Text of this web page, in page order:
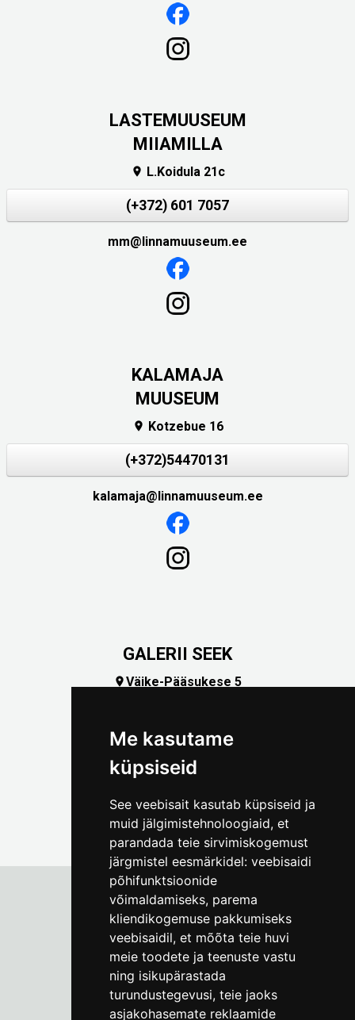
Me kasutame
küpsiseid
See veebisait kasutab küpsiseid ja
muid jälgimistehnoloogiaid, et
parandada teie sirvimiskogemust
järgmistel eesmärkidel: veebisaidi
põhifunktsioonide
võimaldamiseks, parema
kliendikogemuse pakkumiseks
veebisaidil, et mõõta teie huvi
meie toodete ja teenuste vastu
ning isikupärastada
turundustegevusi, teie jaoks
asjakohasemate reklaamide
LASTEMUUSEUM
MIIAMILLA
 L.Koidula 21c
(+372) 601 7057
mm@linnamuuseum.ee
KALAMAJA
MUUSEUM
 Kotzebue 16
(+372)54470131
kalamaja@linnamuuseum.ee
GALERII SEEK
Väike-Pääsukese 5
Tallinna Linnamuuseum
Vene 17
E-R kell 9-17(+372) 610 4178